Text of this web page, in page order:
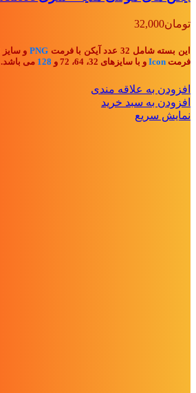
تومان32,000
این بسته شامل 32 عدد آیکن با فرمت PNG
فرمت Icon و با سایزهای 32، 64، 72 و 128 می باشد.
افزودن به علاقه مندی
افزودن به سبد خرید
نمایش سریع